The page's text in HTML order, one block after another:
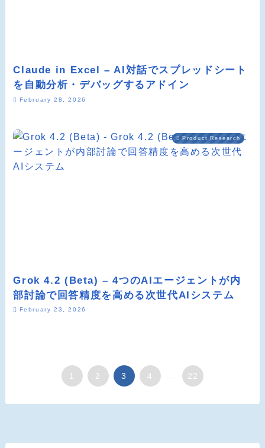
Claude in Excel – AI対話でスプレッドシート
を自動分析・デバッグするアドイン
February 28, 2026
Product Research
Grok 4.2 (Beta) – 4つのAIエージェントが内
部討論で回答精度を高める次世代AIシステム
February 23, 2026
1 2 3 4 22